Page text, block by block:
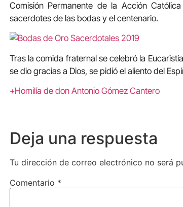
Comisión Permanente de la Acción
sacerdotes de las bodas y el centenario.
Tras la comida fraternal se celebró la
se dio gracias a Dios, se pidió el aliento del
+Homilía de don Antonio Gómez Cantero
Deja una respuesta
Tu dirección de correo electrónico no será
Comentario *